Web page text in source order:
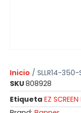
Inicio / SLLR14-350-
SKU808928
Etiqueta EZ